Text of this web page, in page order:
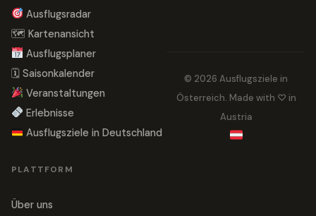
Ausflugsradar
🗺 Kartenansicht
Ausflugsplaner
🗓 Saisonkalender
Veranstaltungen
Erlebnisse
Ausflugsziele in Deutschland
PLATTFORM
Über uns
© 2026 Ausflugsziele in
Österreich. Made with ♡ in
Austria